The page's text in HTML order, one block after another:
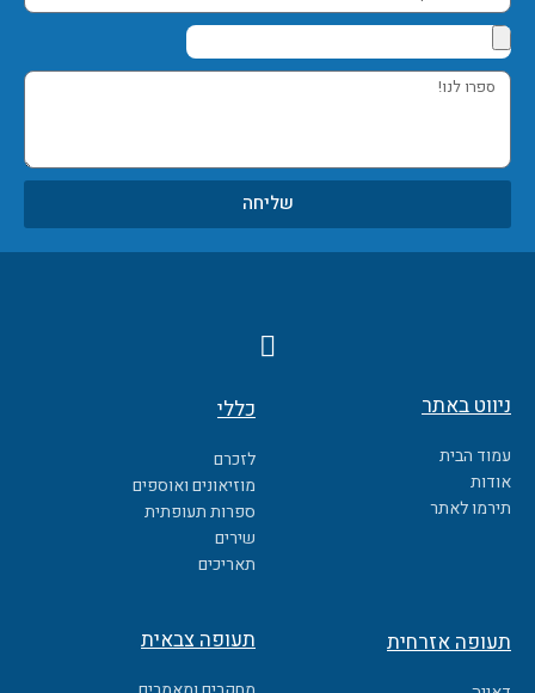
טלפון
ספרו
שליחה
F
a
ניווט באתר
עמוד הבית
אודות
תירמו לאתר
כללי
לזכרם
מוזיאונים ואוספים
ספרות תעופתית
שירים
תאריכים
תעופה אזרחית תעופה צבאית